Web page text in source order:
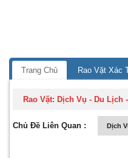
Trang Chủ Rao Vặt Xác
Rao Vặt: Dịch Vụ - Du Lịch
Chủ Đề Liên Quan : Dịch